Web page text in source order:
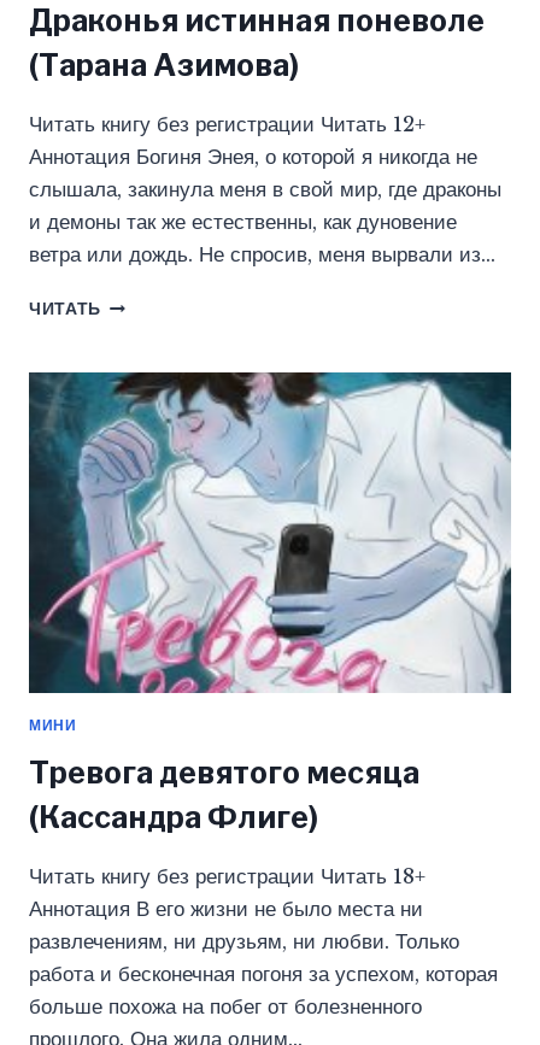
Драконья истинная поневоле
(Тарана Азимова)
Читать книгу без регистрации Читать 12+
Аннотация Богиня Энея, о которой я никогда не
слышала, закинула меня в свой мир, где драконы
и демоны так же естественны, как дуновение
ветра или дождь. Не спросив, меня вырвали из…
ЧИТАТЬ ДРАКОНЬЯ
(ТАРАНА
АЗИМОВА)
МИНИ
Тревога девятого месяца
(Кассандра Флиге)
Читать книгу без регистрации Читать 18+
Аннотация В его жизни не было места ни
развлечениям, ни друзьям, ни любви. Только
работа и бесконечная погоня за успехом, которая
больше похожа на побег от болезненного